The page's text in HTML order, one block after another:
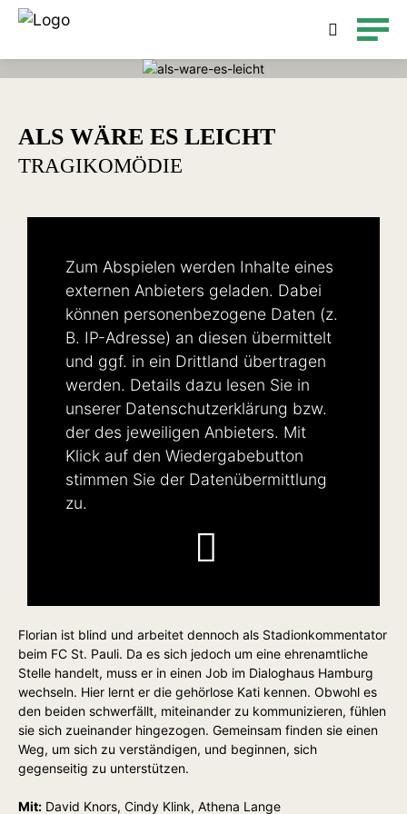
ALS WÄRE ES LEICHT
TRAGIKOMÖDIE
Zum Abspielen werden Inhalte eines
externen Anbieters geladen. Dabei
können personenbezogene Daten (z.
B. IP-Adresse) an diesen übermittelt
und ggf. in ein Drittland übertragen
werden. Details dazu lesen Sie in
unserer Datenschutzerklärung bzw.
der des jeweiligen Anbieters. Mit
Klick auf den Wiedergabebutton
stimmen Sie der Datenübermittlung
zu.
Florian ist blind und arbeitet dennoch als Stadionkommentator
beim FC St. Pauli. Da es sich jedoch um eine ehrenamtliche
Stelle handelt, muss er in einen Job im Dialoghaus Hamburg
wechseln. Hier lernt er die gehörlose Kati kennen. Obwohl es
den beiden schwerfällt, miteinander zu kommunizieren, fühlen
sie sich zueinander hingezogen. Gemeinsam finden sie einen
Weg, um sich zu verständigen, und beginnen, sich
gegenseitig zu unterstützen.
Mit: David Knors, Cindy Klink, Athena Lange